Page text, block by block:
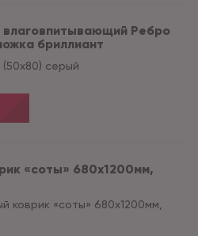
Ребро
бриллиант
серый
«соты» 680х1200мм,
коврик «соты» 680х1200мм,